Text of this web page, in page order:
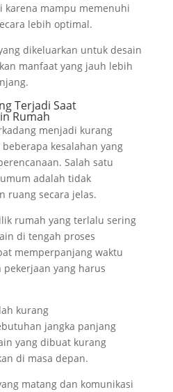
karena mampu memenuhi
lebih optimal.
dikeluarkan untuk desain
manfaat yang jauh lebih
Terjadi Saat
Rumah
menjadi kurang
kesalahan yang
Salah satu
adalah tidak
ruang secara jelas.
rumah yang terlalu sering
di tengah proses
memperpanjang waktu
yang harus
kurang
jangka panjang
yang dibuat kurang
di masa depan.
matang dan komunikasi